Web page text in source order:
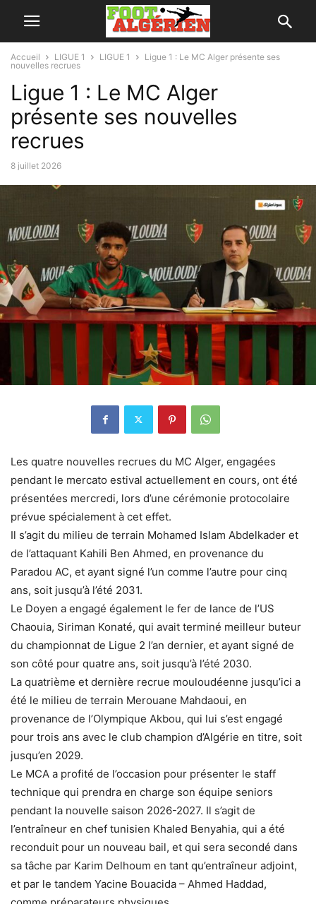
Accueil LIGUE 1 LIGUE 1
Ligue 1 : Le MC Alger présente ses
nouvelles recrues
Ligue 1 : Le MC Alger
présente ses nouvelles
recrues
8 juillet 2026
Les quatre nouvelles recrues du MC Alger, engagées
pendant le mercato estival actuellement en cours, ont été
présentées mercredi, lors d’une cérémonie protocolaire
prévue spécialement à cet effet.
Il s’agit du milieu de terrain Mohamed Islam Abdelkader et
de l’attaquant Kahili Ben Ahmed, en provenance du
Paradou AC, et ayant signé l’un comme l’autre pour cinq
ans, soit jusqu’à l’été 2031.
Le Doyen a engagé également le fer de lance de l’US
Chaouia, Siriman Konaté, qui avait terminé meilleur buteur
du championnat de Ligue 2 l’an dernier, et ayant signé de
son côté pour quatre ans, soit jusqu’à l’été 2030.
La quatrième et dernière recrue mouloudéenne jusqu’ici a
été le milieu de terrain Merouane Mahdaoui, en
provenance de l’Olympique Akbou, qui lui s’est engagé
pour trois ans avec le club champion d’Algérie en titre, soit
jusqu’en 2029.
Le MCA a profité de l’occasion pour présenter le staff
technique qui prendra en charge son équipe seniors
pendant la nouvelle saison 2026-2027. Il s’agit de
l’entraîneur en chef tunisien Khaled Benyahia, qui a été
reconduit pour un nouveau bail, et qui sera secondé dans
sa tâche par Karim Delhoum en tant qu’entraîneur adjoint,
et par le tandem Yacine Bouacida – Ahmed Haddad,